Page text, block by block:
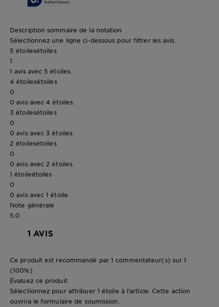
Description sommaire de la notation
Sélectionnez une ligne ci-dessous pour filtrer les avis.
5 étoilesétoiles
1
1 avis avec 5 étoiles.
4 étoilesétoiles
0
0 avis avec 4 étoiles.
3 étoilesétoiles
0
0 avis avec 3 étoiles.
2 étoilesétoiles
0
0 avis avec 2 étoiles.
1 étoileétoiles
0
0 avis avec 1 étoile.
Note générale
5.0
1 AVIS
Ce produit est recommandé par 1 commentateur(s) sur 1
(100%)
Évaluez ce produit
Sélectionnez pour attribuer 1 étoile à l'article. Cette action
ouvrira le formulaire de soumission.